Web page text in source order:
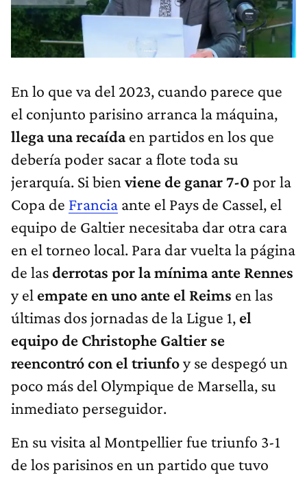
En lo que va del 2023, cuando parece que
el conjunto parisino arranca la máquina,
llega una recaídaen partidos en los que
debería poder sacar a flote toda su
jerarquía. Si bienviene de ganar 7-0 por la
Copa de Francia ante el Pays de Cassel, el
equipo de Galtier necesitaba dar otra cara
en el torneo local. Para dar vuelta la página
de lasderrotas por la mínima ante Rennes
y el empate en uno ante el Reims en las
últimas dos jornadas de la Ligue 1, el
equipo de Christophe Galtier se
reencontró con el triunfoy se despegó un
poco más del Olympique de Marsella, su
inmediato perseguidor.
En su visita al Montpellier fue triunfo 3-1
de los parisinos en un partido que tuvo